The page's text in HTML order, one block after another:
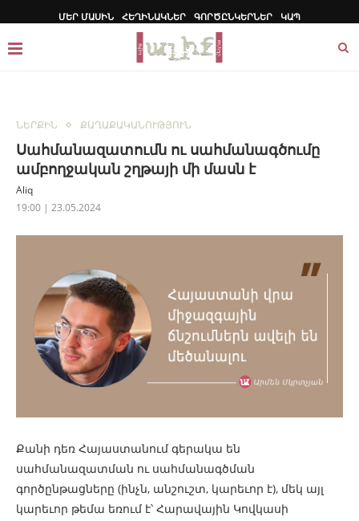
ՄԵՐ ՄԱՍԻՆ ՀԵՂԻՆԱԿՆԵՐ ԳՈՐԾԸՆԿԵՐՆԵՐ ԿԱՊ
ՆԵՐՔԻՆ ՔԱՂԱՔԱԿԱՆՈՒԹՅՈՒՆ
Սահմանազատումն ու սահմանագծումը
ամբողջական շղթայի մի մասն է
Aliq
19:00 | 23.05.2024
Քանի դեռ Հայաստանում գերակա են
սահմանազատման ու սահմանագծման
գործընթացները (ինչն, անշուշտ, կարեւոր է), մեկ այլ
կարեւոր թեմա եռում է՝ Հարավային Կովկասի